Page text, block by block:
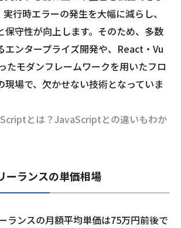
行時エラーの発生を大幅に減らし、
保守性が向上します。そのため、多数
エンタープライズ開発や、React・Vu
たモダンフレームワークを用いたフロ
現場で、欠かせない技術となっていま
とは？JavaScriptとの違いもわか
ランスの単価相場
ランスの月額平均単価は75万円前後で